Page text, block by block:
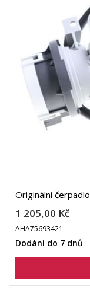
Originální
1 205,00 Kč
AHA75693421
Dodání do 7 dnů